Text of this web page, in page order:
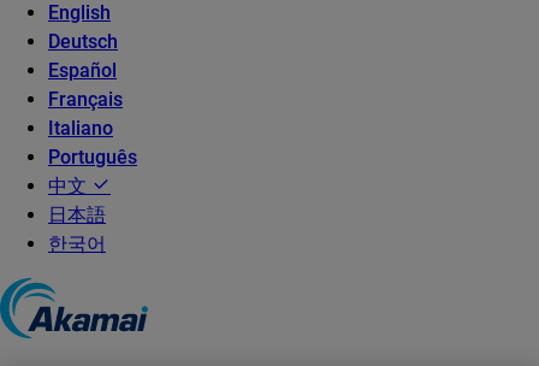
English
Deutsch
Español
Français
Italiano
Português
中文
日本語
한국어